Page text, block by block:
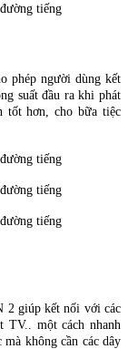
phép người dùng kết
suất đầu ra khi phát
tốt hơn, cho bữa tiệc
2 giúp kết nối với các
TV.. một cách nhanh
không cần các dây